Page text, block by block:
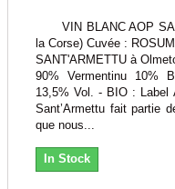
VIN BLANC AOP
la Corse) Cuvée :
SANT'ARMETTU à
90% Vermentinu 10%
13,5% Vol. - BIO : Label
Sant’Armettu fait partie
que nous...
In Stock